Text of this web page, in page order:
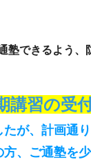
塾できるよう、
講習の受
が、計画通
、ご通塾を